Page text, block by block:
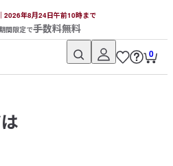
2026年8月24日午前10時まで
間限定で手数料無料
0